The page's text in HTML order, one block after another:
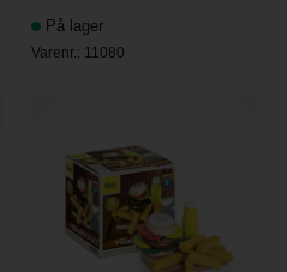
På lager
Varenr.: 11080